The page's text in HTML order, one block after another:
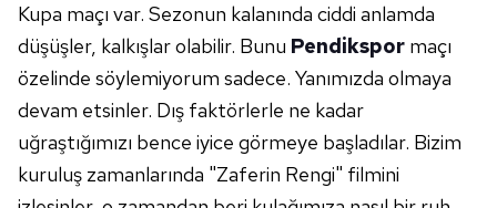
Kupa maçı var. Sezonun kalanında ciddi anlamda
düşüşler, kalkışlar olabilir. Bunu Pendikspor maçı
özelinde söylemiyorum sadece. Yanımızda olmaya
devam etsinler. Dış faktörlerle ne kadar
uğraştığımızı bence iyice görmeye başladılar. Bizim
kuruluş zamanlarında "Zaferin Rengi" filmini